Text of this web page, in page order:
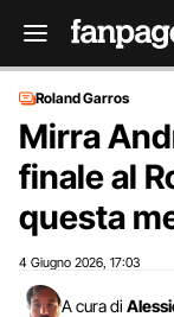
Roland Garros
Mirra
finale al
questa
4 Giugno 2026 17:03
A cura di